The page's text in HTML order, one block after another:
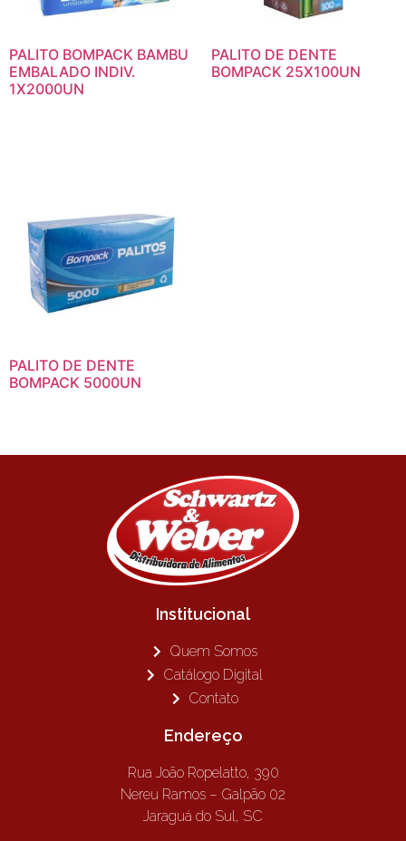
PALITO BOMPACK BAMBU
EMBALADO INDIV.
1X2000UN
PALITO DE DENTE
BOMPACK 25X100UN
PALITO DE DENTE
BOMPACK 5000UN
Institucional
Quem Somos
Catálogo Digital
Contato
Endereço
Rua João Ropelatto, 390
Nereu Ramos – Galpão 02
Jaraguá do Sul, SC